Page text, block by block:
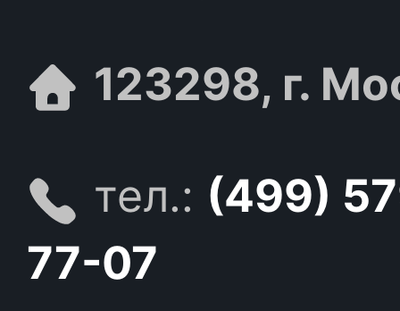
123298, г.
тел.: (499)
77-07